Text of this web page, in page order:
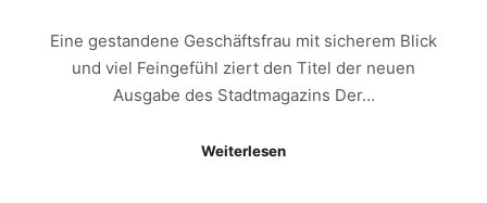
Eine gestandene Geschäftsfrau mit sicherem Blick
und viel Feingefühl ziert den Titel der neuen
Ausgabe des Stadtmagazins Der…
Weiterlesen